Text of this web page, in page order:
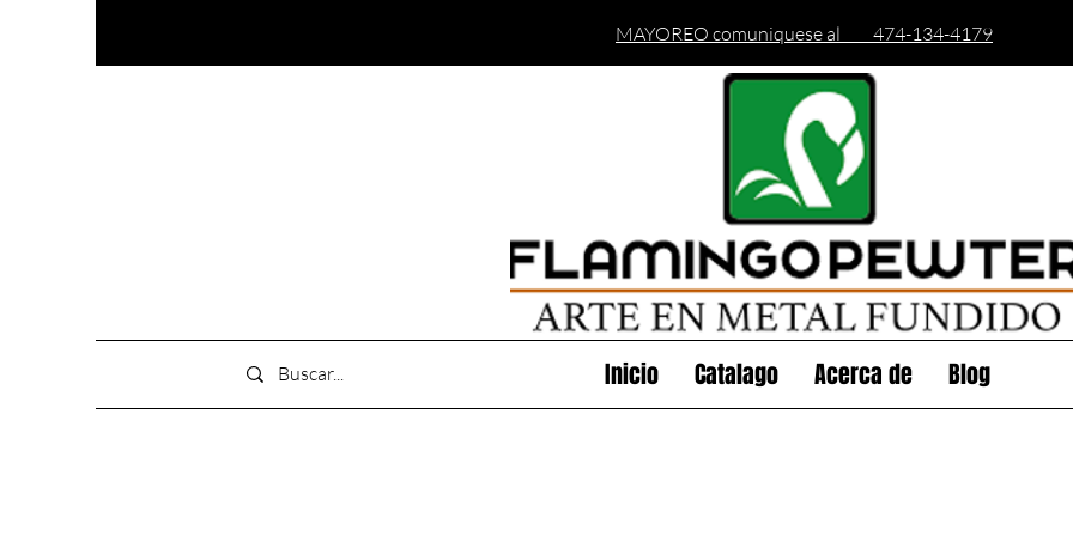
MAYOREO comuniquese al 474-134-4179
Inicio Catalago Acerca de Blog